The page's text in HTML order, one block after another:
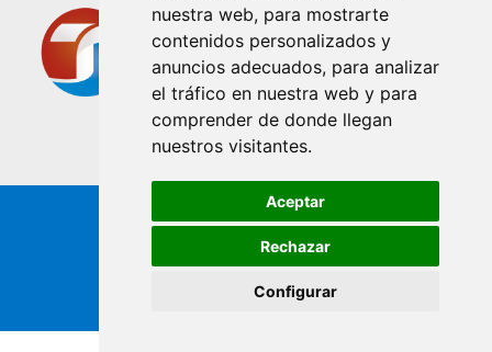
nuestra web, para mostrarte
contenidos personalizados y
anuncios adecuados, para analizar
el tráfico en nuestra web y para
comprender de donde llegan
nuestros visitantes.
Aceptar
Rechazar
Configurar